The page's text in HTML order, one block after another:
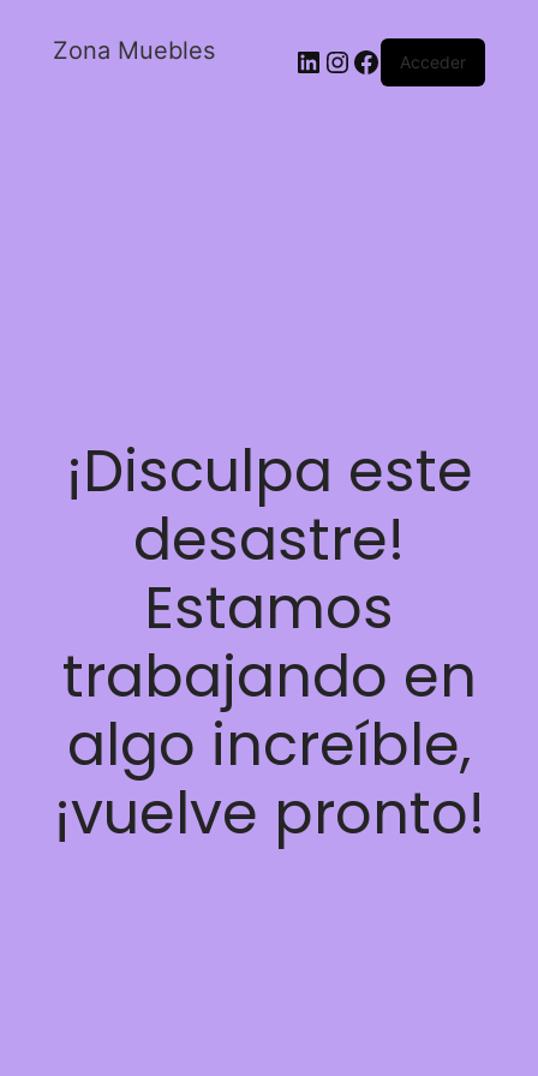
Zona Muebles Acceder
¡Disculpa este
desastre!
Estamos
trabajando en
algo increíble,
¡vuelve pronto!